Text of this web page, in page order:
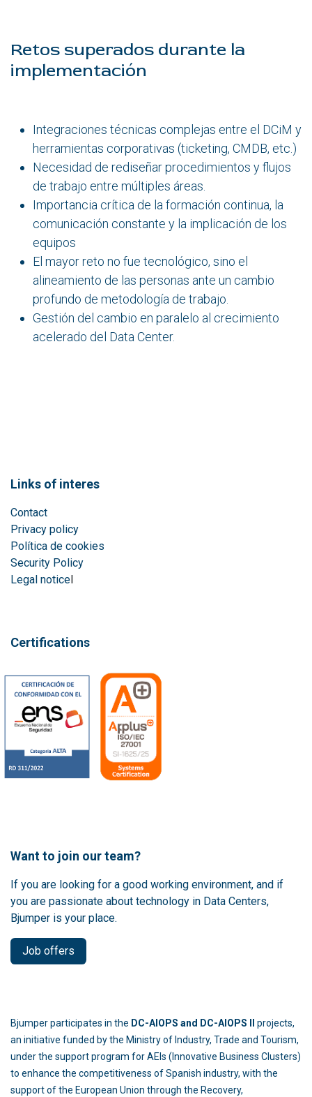
Retos superados durante la
implementación
Integraciones técnicas complejas entre el DCiM y
herramientas corporativas (ticketing, CMDB, etc.)
Necesidad de rediseñar procedimientos y flujos
de trabajo entre múltiples áreas.
Importancia crítica de la formación continua, la
comunicación constante y la implicación de los
equipos
El mayor reto no fue tecnológico, sino el
alineamiento de las personas ante un cambio
profundo de metodología de trabajo.
Gestión del cambio en paralelo al crecimiento
acelerado del Data Center.
Links of interes
Contact
Privacy policy
Política de cookies
Security Policy
Legal notice
Certifications
Want to join our team?
If you are looking for a good working environment, and if
you are passionate about technology in Data Centers,
Bjumper is your place.
Job offers
Bjumper participates in the DC-AIOPS and DC-AIOPS II
projects,
an initiative funded by the Ministry of Industry, Trade and Tourism,
under the support program for AEIs (Innovative Business Clusters)
to enhance the competitiveness of Spanish industry, with the
support of the European Union through the Recovery,